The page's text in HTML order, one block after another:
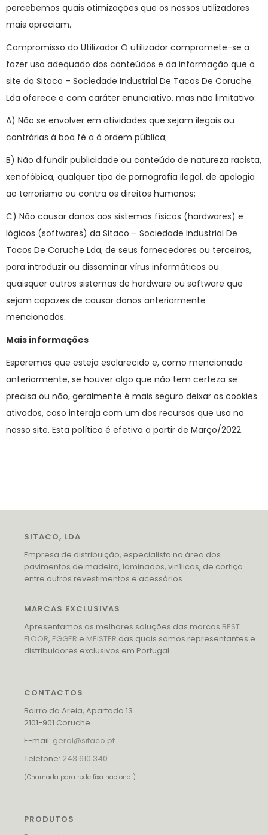
percebemos quais otimizações que os nossos utilizadores
mais apreciam.
Compromisso do Utilizador O utilizador compromete-se a
fazer uso adequado dos conteúdos e da informação que o
site da Sitaco – Sociedade Industrial De Tacos De Coruche
Lda oferece e com caráter enunciativo, mas não limitativo:
A) Não se envolver em atividades que sejam ilegais ou
contrárias à boa fé a à ordem pública;
B) Não difundir publicidade ou conteúdo de natureza racista,
xenofóbica, qualquer tipo de pornografia ilegal, de apologia
ao terrorismo ou contra os direitos humanos;
C) Não causar danos aos sistemas físicos (hardwares) e
lógicos (softwares) da Sitaco – Sociedade Industrial De
Tacos De Coruche Lda, de seus fornecedores ou terceiros,
para introduzir ou disseminar vírus informáticos ou
quaisquer outros sistemas de hardware ou software que
sejam capazes de causar danos anteriormente
mencionados.
Mais informações
Esperemos que esteja esclarecido e, como mencionado
anteriormente, se houver algo que não tem certeza se
precisa ou não, geralmente é mais seguro deixar os cookies
ativados, caso interaja com um dos recursos que usa no
nosso site. Esta política é efetiva a partir de Março/2022.
SITACO, LDA
Empresa de distribuição, especialista na área dos
pavimentos de madeira, laminados, vinílicos, de cortiça
entre outros revestimentos e acessórios.
MARCAS EXCLUSIVAS
Apresentamos as melhores soluções das marcas BEST
FLOOR, EGGER e MEISTER das quais somos representantes e
distribuidores exclusivos em Portugal.
CONTACTOS
Bairro da Areia, Apartado 13
2101-901 Coruche
E-mail: geral@sitaco.pt
Telefone: 243 610 340
(Chamada para rede fixa nacional)
PRODUTOS